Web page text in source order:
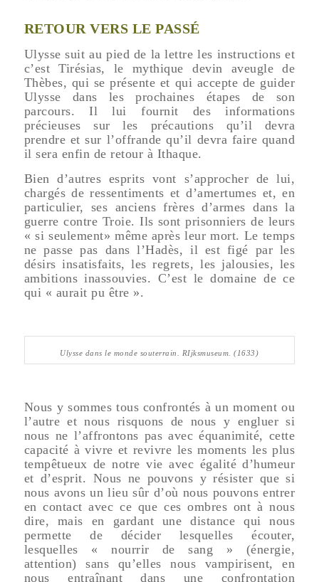
RETOUR VERS LE PASSÉ
Ulysse suit au pied de la lettre les instructions et
c’est Tirésias, le mythique devin aveugle de
Thèbes, qui se présente et qui accepte de guider
Ulysse dans les prochaines étapes de son
parcours. Il lui fournit des informations
précieuses sur les précautions qu’il devra
prendre et sur l’offrande qu’il devra faire quand
il sera enfin de retour à Ithaque.
Bien d’autres esprits vont s’approcher de lui,
chargés de ressentiments et d’amertumes et, en
particulier, ses anciens frères d’armes dans la
guerre contre Troie. Ils sont prisonniers de leurs
« si seulement» même après leur mort. Le temps
ne passe pas dans l’Hadès, il est figé par les
désirs insatisfaits, les regrets, les jalousies, les
ambitions inassouvies. C’est le domaine de ce
qui « aurait pu être ».
Ulysse dans le monde souterrain. RIjksmuseum. (1633)
Nous y sommes tous confrontés à un moment ou
l’autre et nous risquons de nous y engluer si
nous ne l’affrontons pas avec équanimité, cette
capacité à vivre et revivre les moments les plus
tempêtueux de notre vie avec égalité d’humeur
et d’esprit. Nous ne pouvons y résister que si
nous avons un lieu sûr d’où nous pouvons entrer
en contact avec ce que ces ombres ont à nous
dire, mais en gardant une distance qui nous
permette de décider lesquelles écouter,
lesquelles « nourrir de sang » (énergie,
attention) sans qu’elles nous vampirisent, en
nous entraînant dans une confrontation